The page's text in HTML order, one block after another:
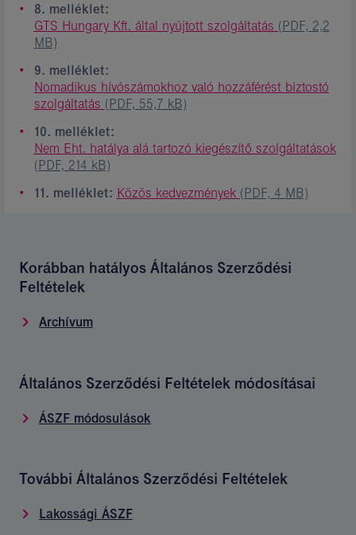
8. melléklet:
GTS Hungary Kft. által nyújtott szolgáltatás (PDF, 2,2
MB)
9. melléklet:
Nomadikus hívószámokhoz való hozzáférést biztostó
szolgáltatás (PDF, 55,7 kB)
10. melléklet:
Nem Eht. hatálya alá tartozó kiegészítő szolgáltatások
(PDF, 214 kB)
11. melléklet: Közös kedvezmények (PDF, 4 MB)
Korábban hatályos Általános Szerződési
Feltételek
Archívum
Általános Szerződési Feltételek módosításai
ÁSZF módosulások
További Általános Szerződési Feltételek
Lakossági ÁSZF